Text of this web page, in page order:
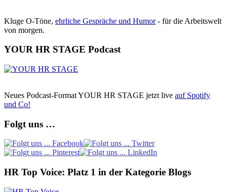
Kluge O-Töne, ehrliche Gespräche und Humor- für die Arbeitswelt
von morgen.
YOUR HR STAGE Podcast
Neues Podcast-Format YOUR HR STAGE jetzt live auf Spotify
und Co!
Folgt uns …
HR Top Voice: Platz 1 in der Kategorie Blogs